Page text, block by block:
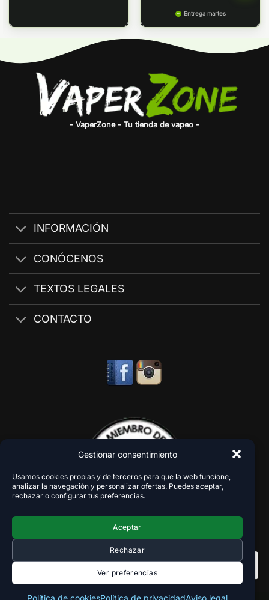
Gestionar consentimiento
Usamos cookies propias y de terceros para que la web funcione,
analizar la navegación y personalizar ofertas. Puedes aceptar,
rechazar o configurar tus preferencias.
Aceptar
Rechazar
Ver preferencias
precios:
6,35€
hasta
Entrega martes
- VaperZone - Tu tienda de vapeo -
INFORMACIÓN
CONÓCENOS
TEXTOS LEGALES
CONTACTO